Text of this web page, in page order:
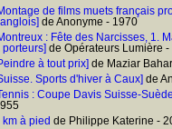
de films muets français
de Anonyme - 1970
: Fête des Narcisses, 1.
porteurs] de Opérateurs Lumière -
à tout prix] de Maziar
Sports d'hiver à Caux] de
: Coupe Davis Suisse-
km à pied de Philippe Katerine -